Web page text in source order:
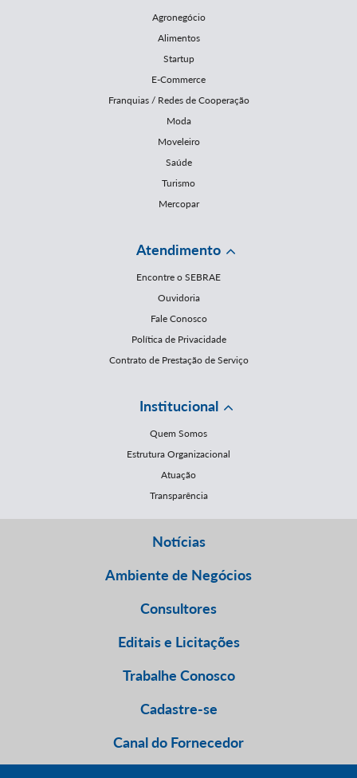
Agronegócio
Alimentos
Startup
E-Commerce
Franquias / Redes de Cooperação
Moda
Moveleiro
Saúde
Turismo
Mercopar
Atendimento
Encontre o SEBRAE
Ouvidoria
Fale Conosco
Política de Privacidade
Contrato de Prestação de Serviço
Institucional
Quem Somos
Estrutura Organizacional
Atuação
Transparência
Notícias
Ambiente de Negócios
Consultores
Editais e Licitações
Trabalhe Conosco
Cadastre-se
Canal do Fornecedor